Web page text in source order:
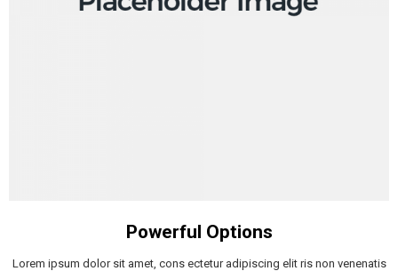
Powerful Options
Lorem ipsum dolor sit amet, cons ectetur adipiscing elit ris non venenatis